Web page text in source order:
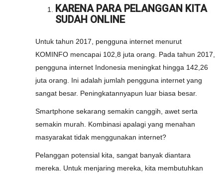
KARENA PARA PELANGGAN KITA
SUDAH ONLINE
Untuk tahun 2017, pengguna internet menurut
KOMINFO mencapai 102,8 juta orang. Pada tahun 2017,
pengguna internet Indonesia meningkat hingga 142,26
juta orang. Ini adalah jumlah pengguna internet yang
sangat besar. Peningkatannyapun luar biasa besar.
Smartphone sekarang semakin canggih, awet serta
semakin murah. Kombinasi apalagi yang menahan
masyarakat tidak menggunakan internet?
Pelanggan potensial kita, sangat banyak diantara
mereka. Untuk menjaring mereka, kita membutuhkan